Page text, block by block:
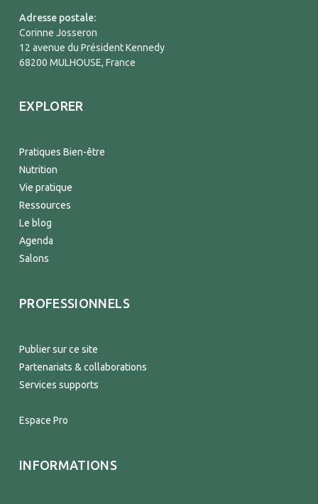
Adresse postale:
Corinne Josseron
12 avenue du Président Kennedy
68200 MULHOUSE, France
EXPLORER
Pratiques Bien-être
Nutrition
Vie pratique
Ressources
Le blog
Agenda
Salons
PROFESSIONNELS
Publier sur ce site
Partenariats & collaborations
Services supports
Espace Pro
INFORMATIONS